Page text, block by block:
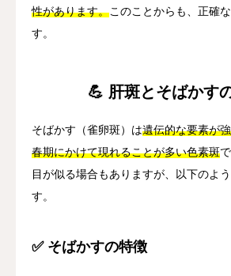
性があります。このことからも、正確
す。
💪 肝斑とそばかす
そばかす（雀卵斑）は遺伝的な要素が
春期にかけて現れることが多い色素斑
目が似る場合もありますが、以下のよ
す。
✅ そばかすの特徴